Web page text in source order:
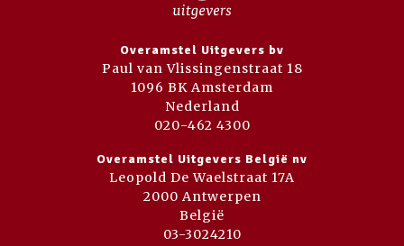
Overamstel Uitgevers bv
Paul van Vlissingenstraat 18
1096 BK Amsterdam
Nederland
020-462 4300
Overamstel Uitgevers België nv
Leopold De Waelstraat 17A
2000 Antwerpen
België
03-3024210